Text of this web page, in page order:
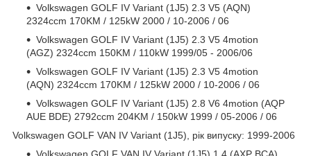
Volkswagen GOLF IV Variant (1J5) 2.3 V5 (AQN)
2324ccm 170KM / 125kW 2000 / 10-2006 / 06
Volkswagen GOLF IV Variant (1J5) 2.3 V5 4motion
(AGZ) 2324ccm 150KM / 110kW 1999/05 - 2006/06
Volkswagen GOLF IV Variant (1J5) 2.3 V5 4motion
(AQN) 2324ccm 170KM / 125kW 2000 / 10-2006 / 06
Volkswagen GOLF IV Variant (1J5) 2.8 V6 4motion (AQP
AUE BDE) 2792ccm 204KM / 150kW 1999 / 05-2006 / 06
Volkswagen GOLF VAN IV Variant (1J5), рік випуску: 1999-2006
Volkswagen GOLF VAN IV Variant (1J5) 1.4 (AXP BCA)